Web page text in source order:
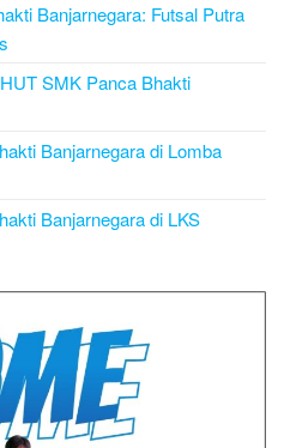
Banjarnegara: Futsal Putra
SMK Panca Bhakti
Banjarnegara di Lomba
Banjarnegara di LKS